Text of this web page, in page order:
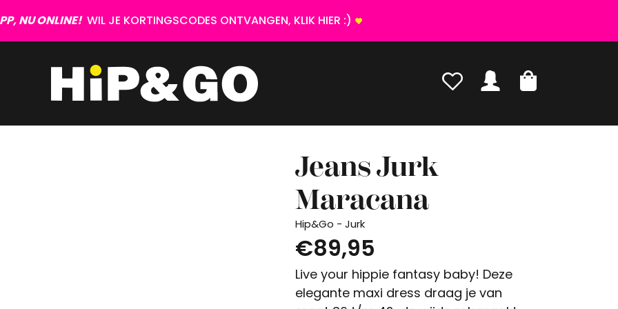
NU ONLINE! WIL JE KORTINGSCODES ONTVANGEN, KLIK HIER :)
Jeans Jurk
Maracana
Hip&Go - Jurk
€89,95
Live your hippie fantasy baby! Deze
elegante maxi dress draag je van